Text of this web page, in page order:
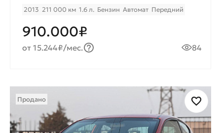
2013 211 000 км 1.6 л. Бензин Автомат Передний
910.000₽
от 15.244₽/мес. 84
Продано